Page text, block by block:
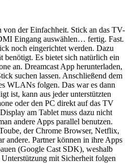
von der Einfachheit. Stick an das TV-
Eingang auswählen… fertig. Fast.
noch eingerichtet werden. Dazu
Es bietet sich natürlich ein
an. Dreamcast App herunterladen,
suchen lassen. Anschließend dem
WLANs folgen. Das war es dann
ist, kann aus jeder unterstützten
oder den PC direkt auf das TV
am Tablet muss dazu nicht
andere Apps parallel benutzen.
der Chrome Browser, Netflix,
andere. Partner können in ihre Apps
(Google Cast SDK), weshalb
mit Sicherheit folgen